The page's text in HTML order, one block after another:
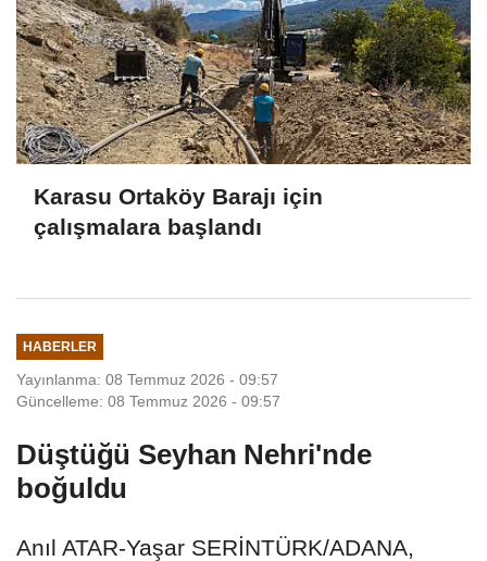
Karasu Ortaköy Barajı için
çalışmalara başlandı
HABERLER
Yayınlanma: 08 Temmuz 2026 - 09:57
Güncelleme: 08 Temmuz 2026 - 09:57
Düştüğü Seyhan Nehri'nde
boğuldu
Anıl ATAR-Yaşar SERİNTÜRK/ADANA,